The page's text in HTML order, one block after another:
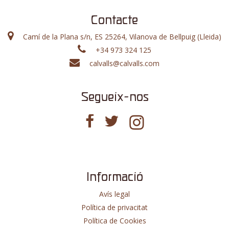
Contacte
Camí de la Plana s/n, ES 25264, Vilanova de Bellpuig (Lleida)
+34 973 324 125
calvalls@calvalls.com
Segueix-nos
Informació
Avís legal
Política de privacitat
Política de Cookies